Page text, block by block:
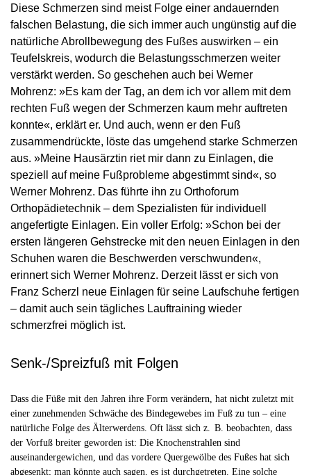
Diese Schmerzen sind meist Folge einer andauernden
falschen Belastung, die sich immer auch ungünstig auf die
natürliche Abrollbewegung des Fußes auswirken – ein
Teufelskreis, wodurch die Belastungsschmerzen weiter
verstärkt werden. So geschehen auch bei Werner
Mohrenz: »Es kam der Tag, an dem ich vor allem mit dem
rechten Fuß wegen der Schmerzen kaum mehr auftreten
konnte«, erklärt er. Und auch, wenn er den Fuß
zusammendrückte, löste das umgehend starke Schmerzen
aus. »Meine Hausärztin riet mir dann zu Einlagen, die
speziell auf meine Fußprobleme abgestimmt sind«, so
Werner Mohrenz. Das führte ihn zu Orthoforum
Orthopädietechnik – dem Spezialisten für individuell
angefertigte Einlagen. Ein voller Erfolg: »Schon bei der
ersten längeren Gehstrecke mit den neuen Einlagen in den
Schuhen waren die Beschwerden verschwunden«,
erinnert sich Werner Mohrenz. Derzeit lässt er sich von
Franz Scherzl neue Einlagen für seine Laufschuhe fertigen
– damit auch sein tägliches Lauftraining wieder
schmerzfrei möglich ist.
Senk-/Spreizfuß mit Folgen
Dass die Füße mit den Jahren ihre Form verändern, hat nicht zuletzt mit
einer zunehmenden Schwäche des Bindegewebes im Fuß zu tun – eine
natürliche Folge des Älterwerdens. Oft lässt sich z. B. beobachten, dass
der Vorfuß breiter geworden ist: Die Knochenstrahlen sind
auseinandergewichen, und das vordere Quergewölbe des Fußes hat sich
abgesenkt; man könnte auch sagen, es ist durchgetreten. Eine solche